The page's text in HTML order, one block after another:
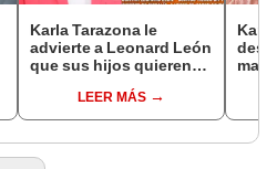
Karla Tarazona le
advierte a Leonard León
que sus hijos quieren
padre: “Cuando tengan
18 lo harán”
LEER MÁS